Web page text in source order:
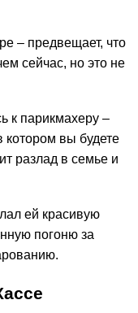
– предвещает, что
сейчас, но это не
к парикмахеру –
котором вы будете
разлад в семье и
ей красивую
погоню за